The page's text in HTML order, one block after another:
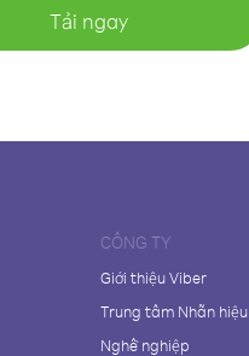
Tải ngay
CÔNG TY
Giới thiệu Viber
Trung tâm Nhãn hiệu
Nghề nghiệp